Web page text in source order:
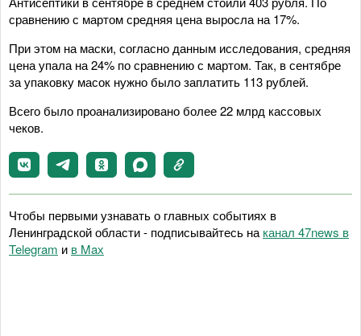
сравнению с мартом средняя цена выросла на 17%.
При этом на маски, согласно данным исследования, средняя
цена упала на 24% по сравнению с мартом. Так, в сентябре
за упаковку масок нужно было заплатить 113 рублей.
Всего было проанализировано более 22 млрд кассовых
чеков.
Чтобы первыми узнавать о главных событиях в
Ленинградской области - подписывайтесь на канал 47news в
Telegram и в Maх